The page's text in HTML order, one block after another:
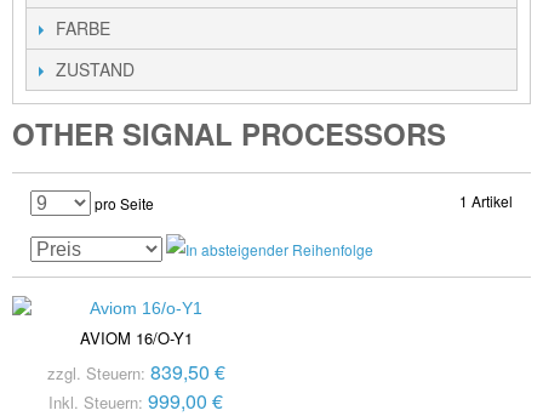
FARBE
ZUSTAND
OTHER SIGNAL PROCESSORS
1 Artikel
pro Seite
AVIOM 16/O-Y1
zzgl. Steuern: 839,50 €
Inkl. Steuern: 999,00 €